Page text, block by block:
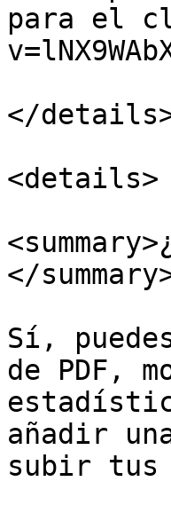
para el
</
<details>
</
Sí,
de PDF,
añadir
subir tus